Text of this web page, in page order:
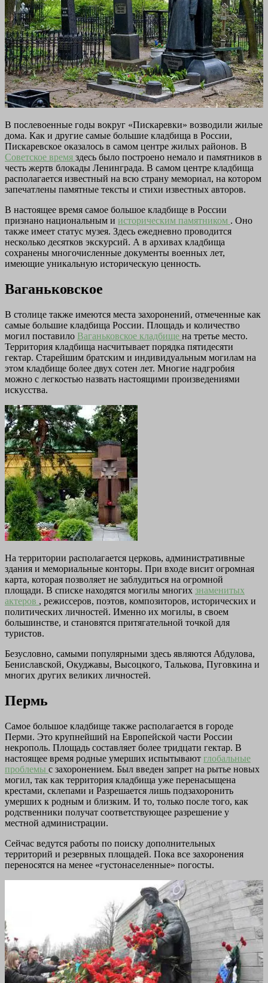
В послевоенные годы вокруг «Пискаревки» возводили жилые
дома. Как и другие самые большие кладбища в России,
Пискаревское оказалось в самом центре жилых районов. В
Советское время здесь было построено немало и памятников в
честь жертв блокады Ленинграда. В самом центре кладбища
располагается известный на всю страну мемориал, на котором
запечатлены памятные тексты и стихи известных авторов.
В настоящее время самое большое кладбище в России
признано национальным и историческим памятником . Оно
также имеет статус музея. Здесь ежедневно проводится
несколько десятков экскурсий. А в архивах кладбища
сохранены многочисленные документы военных лет,
имеющие уникальную историческую ценность.
Ваганьковское
В столице также имеются места захоронений, отмеченные как
самые большие кладбища России. Площадь и количество
могил поставило Ваганьковское кладбище на третье место.
Территория кладбища насчитывает порядка пятидесяти
гектар. Старейшим братским и индивидуальным могилам на
этом кладбище более двух сотен лет. Многие надгробия
можно с легкостью назвать настоящими произведениями
искусства.
На территории располагается церковь, административные
здания и мемориальные конторы. При входе висит огромная
карта, которая позволяет не заблудиться на огромной
площади. В списке находятся могилы многих знаменитых
актеров , режиссеров, поэтов, композиторов, исторических и
политических личностей. Именно их могилы, в своем
большинстве, и становятся притягательной точкой для
туристов.
Безусловно, самыми популярными здесь являются Абдулова,
Бениславской, Окуджавы, Высоцкого, Талькова, Пуговкина и
многих других великих личностей.
Пермь
Самое большое кладбище также располагается в городе
Перми. Это крупнейший на Европейской части России
некрополь. Площадь составляет более тридцати гектар. В
настоящее время родные умерших испытывают глобальные
проблемы с захоронением. Был введен запрет на рытье новых
могил, так как территория кладбища уже перенасыщена
крестами, склепами и Разрешается лишь подзахоронить
умерших к родным и близким. И то, только после того, как
родственники получат соответствующее разрешение у
местной администрации.
Сейчас ведутся работы по поиску дополнительных
территорий и резервных площадей. Пока все захоронения
переносятся на менее «густонаселенные» погосты.